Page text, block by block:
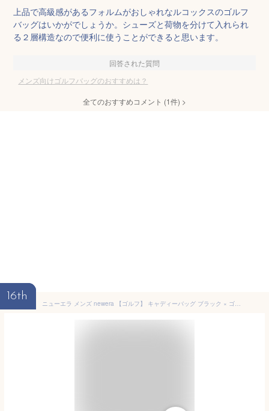
上品で高級感があるフォルムがおしゃれなルコックスのゴルフ
バッグはいかがでしょうか。シューズと荷物を分けて入れられ
る２層構造なので便利に使うことができると思います。
回答された質問
メンズ向けゴルフバッグのおすすめは？
全てのおすすめコメント (1件) >
16th
ニューエラ メンズ newera 【ゴルフ】 キャディーバッグ ブラック × ゴールド [ベーシックポーチ付き] 13534661 【24】